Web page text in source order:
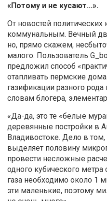
«Потому и не кусают...».
От новостей
коммунальным. Вечный
но, прямо скажем,
малого. Пользователь
предложил способ
отапливать пермские
газификации разного
словам блогера,
«Да-да, это те «белые
деревянные постройки в
Владивостоке. Дело в
выделяет половину
провести несложные
одного кубического
газа необходимо около 1
эти маленькие, поэтому